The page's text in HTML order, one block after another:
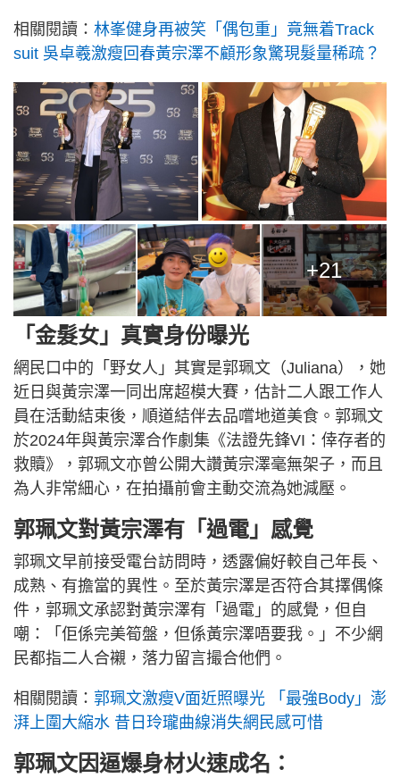
相關閱讀： 林峯健身再被笑「偶包重」竟無着Track
suit 吳卓羲激瘦回春黃宗澤不顧形象驚現髮量稀疏？
+21
「金髮女」真實身份曝光
網民口中的「野女人」其實是郭珮文（Juliana），她
近日與黃宗澤一同出席超模大賽，估計二人跟工作人
員在活動結束後，順道結伴去品嚐地道美食。郭珮文
於2024年與黃宗澤合作劇集《法證先鋒VI：倖存者的
救贖》，郭珮文亦曾公開大讚黃宗澤毫無架子，而且
為人非常細心，在拍攝前會主動交流為她減壓。
郭珮文對黃宗澤有「過電」感覺
郭珮文早前接受電台訪問時，透露偏好較自己年長、
成熟、有擔當的異性。至於黃宗澤是否符合其擇偶條
件，郭珮文承認對黃宗澤有「過電」的感覺，但自
嘲：「佢係完美筍盤，但係黃宗澤唔要我。」不少網
民都指二人合襯，落力留言撮合他們。
相關閱讀： 郭珮文激瘦V面近照曝光 「最強Body」澎
湃上圍大縮水 昔日玲瓏曲線消失網民感可惜
郭珮文因逼爆身材火速成名：